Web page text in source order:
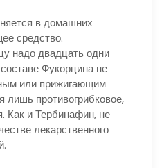
в домашних
средство.
надо двадцать одни
Фукорцина не
или прижигающим
противогрибковое,
Как и Тербинафин, не
лекарственного